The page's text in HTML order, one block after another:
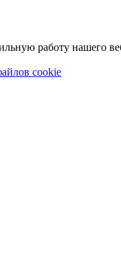
работу нашего
cookie